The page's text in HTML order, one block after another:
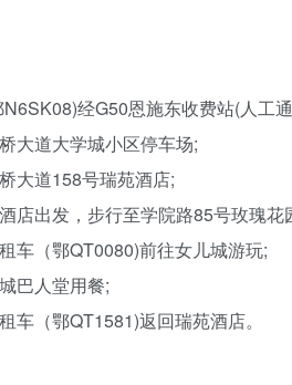
经G50恩施东收费站(人工
大道大学城小区停车场;
大道158号瑞苑酒店;
店出发，步行至学院路85号玫瑰花
车（鄂QT0080)前往女儿城游玩;
巴人堂用餐;
车（鄂QT1581)返回瑞苑酒店。